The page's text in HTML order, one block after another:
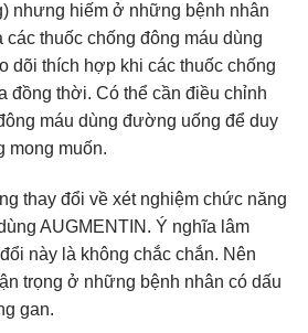
nhưng hiếm ở những bệnh nhân
các thuốc chống đông máu dùng
dõi thích hợp khi các thuốc chống
đồng thời. Có thể cần điều chỉnh
máu dùng đường uống để duy
mong muốn.
thay đổi về xét nghiệm chức năng
AUGMENTIN. Ý nghĩa lâm
này là không chắc chắn. Nên
trọng ở những bệnh nhân có dấu
gan.